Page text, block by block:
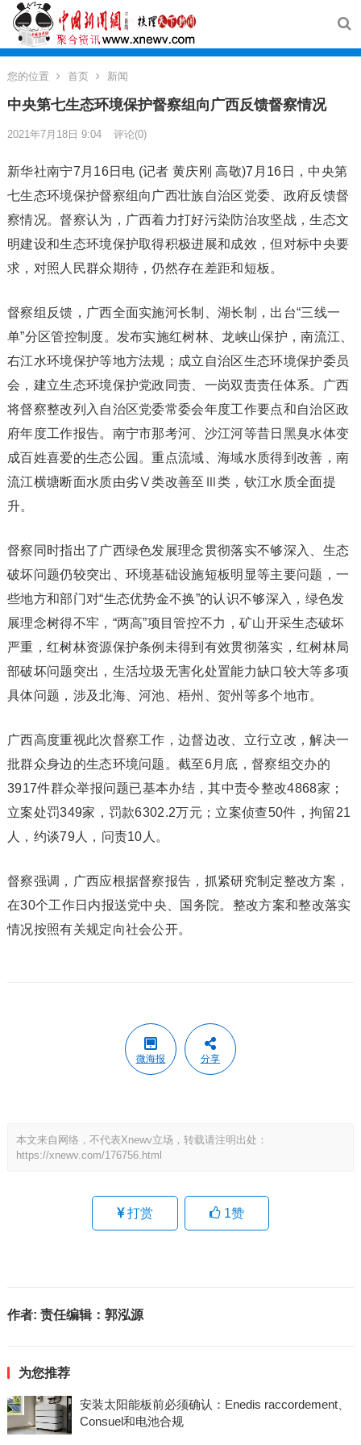
您的位置 首页 新闻
中央第七生态环境保护督察组向广西反馈督察情况
2021年7月18日 9:04 评论(0)
新华社南宁7月16日电 (记者 黄庆刚 高敬)7月16日，中央第
七生态环境保护督察组向广西壮族自治区党委、政府反馈督
察情况。督察认为，广西着力打好污染防治攻坚战，生态文
明建设和生态环境保护取得积极进展和成效，但对标中央要
求，对照人民群众期待，仍然存在差距和短板。
督察组反馈，广西全面实施河长制、湖长制，出台“三线一
单”分区管控制度。发布实施红树林、龙峡山保护，南流江、
右江水环境保护等地方法规；成立自治区生态环境保护委员
会，建立生态环境保护党政同责、一岗双责责任体系。广西
将督察整改列入自治区党委常委会年度工作要点和自治区政
府年度工作报告。南宁市那考河、沙江河等昔日黑臭水体变
成百姓喜爱的生态公园。重点流域、海域水质得到改善，南
流江横塘断面水质由劣Ⅴ类改善至Ⅲ类，钦江水质全面提
升。
督察同时指出了广西绿色发展理念贯彻落实不够深入、生态
破坏问题仍较突出、环境基础设施短板明显等主要问题，一
些地方和部门对“生态优势金不换”的认识不够深入，绿色发
展理念树得不牢，“两高”项目管控不力，矿山开采生态破坏
严重，红树林资源保护条例未得到有效贯彻落实，红树林局
部破坏问题突出，生活垃圾无害化处置能力缺口较大等多项
具体问题，涉及北海、河池、梧州、贺州等多个地市。
广西高度重视此次督察工作，边督边改、立行立改，解决一
批群众身边的生态环境问题。截至6月底，督察组交办的
3917件群众举报问题已基本办结，其中责令整改4868家；
立案处罚349家，罚款6302.2万元；立案侦查50件，拘留21
人，约谈79人，问责10人。
督察强调，广西应根据督察报告，抓紧研究制定整改方案，
在30个工作日内报送党中央、国务院。整改方案和整改落实
情况按照有关规定向社会公开。
微海报 分享
本文来自网络，不代表Xnewv立场，转载请注明出处：
https://xnewv.com/176756.html
打赏 1赞
作者: 责任编辑：郭泓源
为您推荐
安装太阳能板前必须确认：Enedis raccordement、
Consuel和电池合规